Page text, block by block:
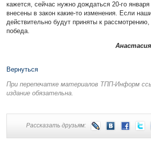
кажется, сейчас нужно дождаться 20-го
внесены в закон какие-то изменения. Если
действительно будут приняты к
победа.
Вернуться
При перепечатке материалов ТПП-Информ
издание обязательна.
Рассказать друзьям: